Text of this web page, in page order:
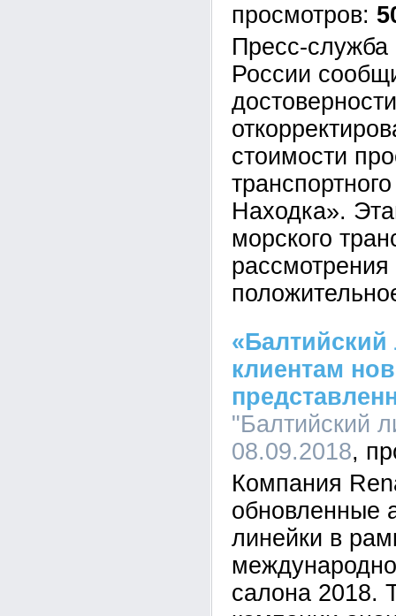
Пресс-служба
России
стоимости
Находка».
морского
«Балтийский
клиентам
"Балтийский
08.09.2018
Компания
обновленные
линейки в
салона 2018.